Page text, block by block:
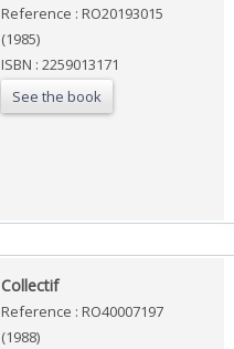
Reference : RO20193015
(1985)
ISBN : 2259013171
See the book
‎Collectif‎
Reference : RO40007197
(1988)